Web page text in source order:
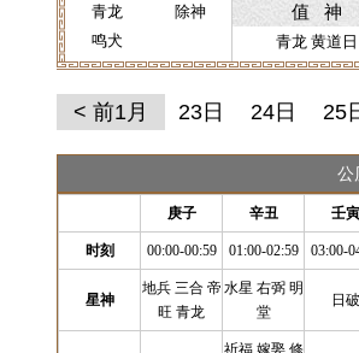
青龙
除神
鸣犬
值 神
青龙 黄道日
< 前1月 23日 24日 25
公
庚子 辛丑 壬寅
时刻 00:00-00:59 01:00-02:59 03:00-
星神
地兵 三合 帝
旺 青龙
水星 右弼 明
堂
日破
祈福 嫁娶 修